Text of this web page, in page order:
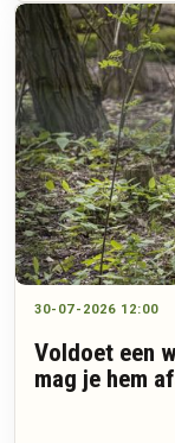
30-07-2026 12:00
Voldoet een
mag je hem